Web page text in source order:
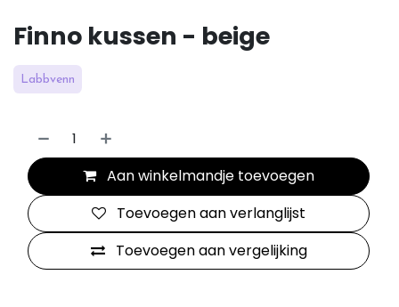
Finno kussen - beige
Labbvenn
Aan winkelmandje toevoegen
Toevoegen aan vergelijking
Toevoegen aan verlanglijst